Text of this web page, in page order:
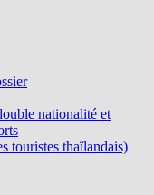
nationalité et
touristes thaïlandais)